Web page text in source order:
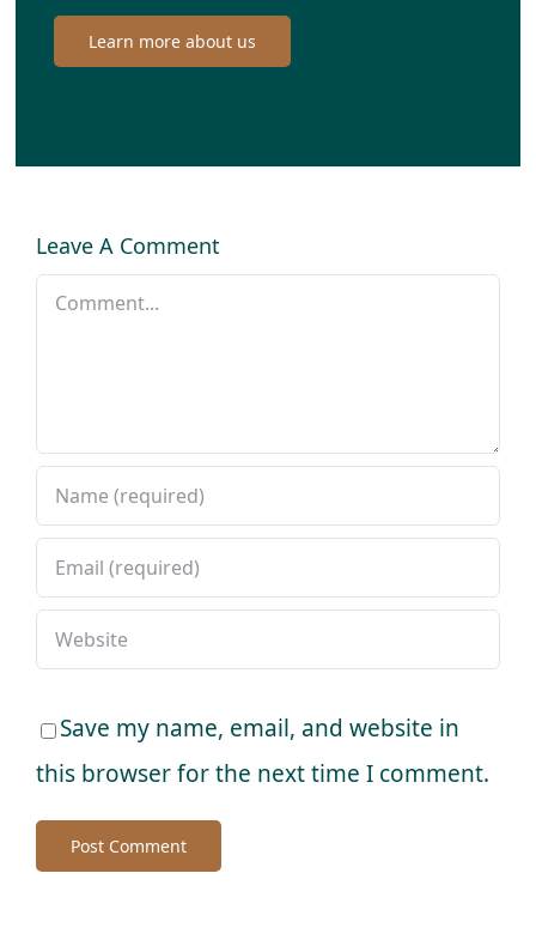
Learn more about us
Leave A Comment
Comment
Save my name, email, and website in
this browser for the next time I comment.